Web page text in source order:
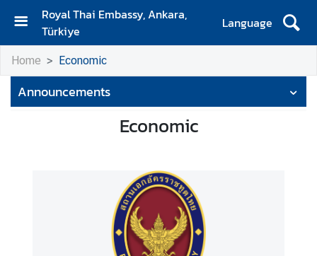
Royal Thai Embassy, Ankara,
Türkiye
Language
H
o
m
e
Home Economic
Announcements
Economic